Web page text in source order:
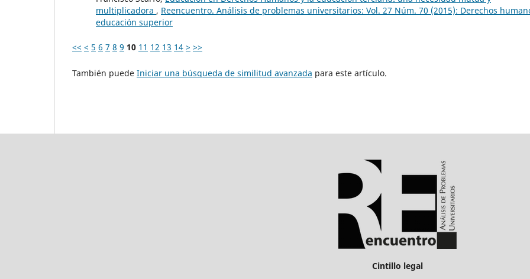
multiplicadora , Reencuentro. Análisis de problemas universitarios: Vol. 27 Núm. 70 (2015): Derechos
educación superior
<< < 5 6 7 8 9 10 11 12 13 14 > >>
También puede Iniciar una búsqueda de similitud avanzada para este artículo.
Cintillo legal